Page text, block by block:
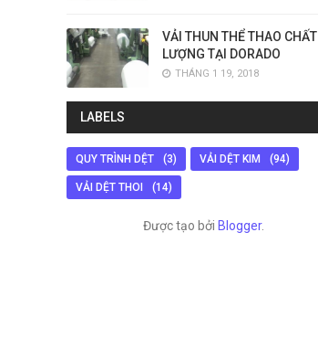
VẢI THUN THỂ THAO CHẤT
LƯỢNG TẠI DORADO
THÁNG 1 19, 2018
LABELS
QUY TRÌNH DỆT (3) VẢI DỆT KIM (94)
VẢI DỆT THOI (14)
Được tạo bởi Blogger.